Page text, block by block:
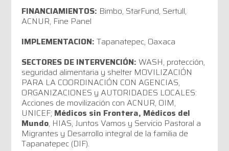
FINANCIAMIENTOS: Bimbo, StarFund, Sertull,
ACNUR, Fine Panel
IMPLEMENTACION:Tapanatepec, Oaxaca
SECTORES DE INTERVENCIÓN: WASH, protección,
seguridad alimentaria y shelter MOVILIZACIÓN
PARA LA COORDINACIÓN CON AGENCIAS,
ORGANIZACIONES y AUTORIDADES LOCALES:
Acciones de movilización con ACNUR, OIM,
UNICEF; Médicos sin Frontera, Médicos del
Mundo, HIAS, Juntos Vamos y Servicio Pastoral a
Migrantes y Desarrollo integral de la familia de
Tapanatepec (DIF).